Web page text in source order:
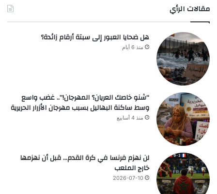
مقالات الرأي
هل ضحايا العبور إلى سبتة أرقام زائدة؟
منذ 6 أيام
“شنو خاصك العريان؟ المهرجان!”.. غضب واسع
وسط ساكنة البهاليل بسبب مهرجان الأزرار الحريرية
منذ 4 أسابيع
لن نهزم فرنسا في كرة القدم… قبل أن نهزمها
خارج الملعب
2026-07-10